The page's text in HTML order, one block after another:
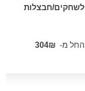
לשחקים/חבצלות
החל מ-